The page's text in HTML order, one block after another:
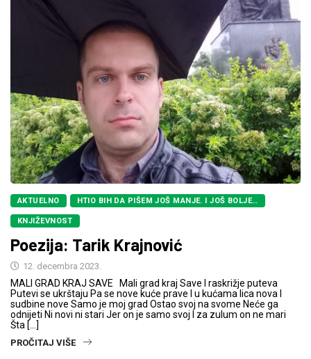
AKTUELNO HTIO BIH DA PIŠEM JOŠ MANJE. I JOŠ BOLJE…
KNJIŽEVNOST
Poezija: Tarik Krajnović
12. decembra 2023.
MALI GRAD KRAJ SAVE Mali grad kraj Save I raskrižje puteva
Putevi se ukrštaju Pa se nove kuće prave I u kućama lica nova I
sudbine nove Samo je moj grad Ostao svoj na svome Neće ga
odnijeti Ni novi ni stari Jer on je samo svoj I za zulum on ne mari
Šta […]
PROČITAJ VIŠE